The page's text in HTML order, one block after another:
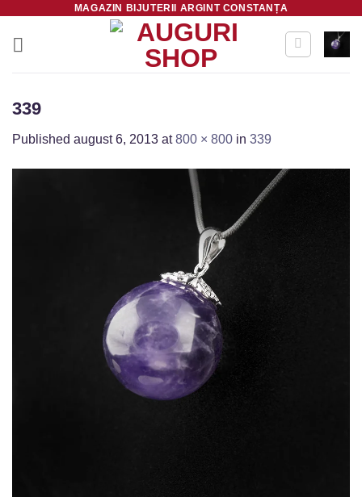
content
MAGAZIN BIJUTERII ARGINT CONSTANȚA
339
Published august 6, 2013 at800 × 800 in 339